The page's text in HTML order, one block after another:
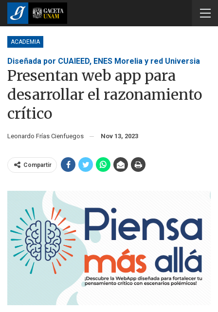
ACADEMIA
Diseñada por CUAIEED, ENES Morelia y red Universia
Presentan web app para
desarrollar el razonamiento
crítico
Leonardo Frías Cienfuegos Nov 13, 2023
Compartir